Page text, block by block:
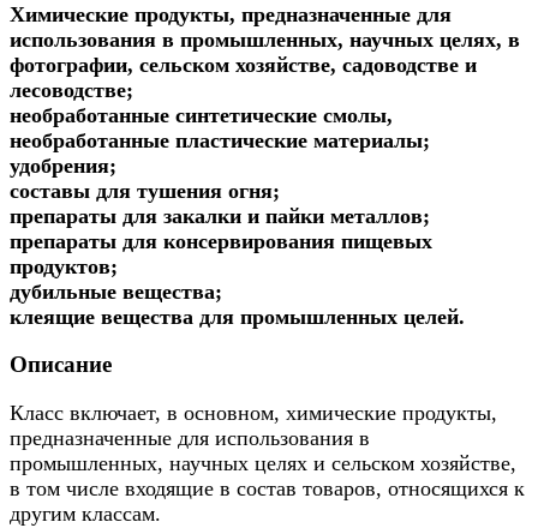
Химические продукты, предназначенные для
использования в промышленных, научных целях, в
фотографии, сельском хозяйстве, садоводстве и
лесоводстве;
необработанные синтетические смолы,
необработанные пластические материалы;
удобрения;
составы для тушения огня;
препараты для закалки и пайки металлов;
препараты для консервирования пищевых
продуктов;
дубильные вещества;
клеящие вещества для промышленных целей.
Описание
Класс включает, в основном, химические продукты,
предназначенные для использования в
промышленных, научных целях и сельском хозяйстве,
в том числе входящие в состав товаров, относящихся к
другим классам.